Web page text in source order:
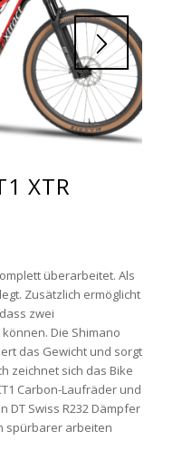
1 2
XTR
überarbeitet. Als
Zusätzlich ermöglicht
zwei
Die Shimano
das Gewicht und sorgt
zeichnet sich das Bike
Carbon-Laufräder und
DT Swiss R232 Dämpfer
spürbarer arbeiten